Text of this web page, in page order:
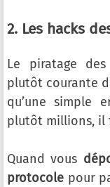
2. Les hacks
Le piratage
plutôt courante
qu’une simple
plutôt millions, il
Quand vous
protocole pour